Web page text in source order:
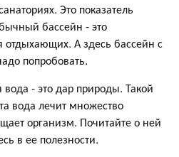
Это показатель
бассейн - это
А здесь бассейн с
попробовать.
- это дар природы. Такой
вода лечит множество
организм. Почитайте о ней
в ее полезности.